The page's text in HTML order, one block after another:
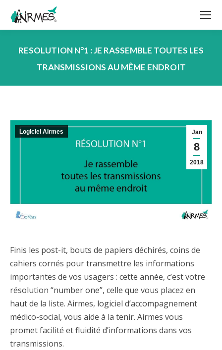
RESOLUTION N°1 : JE RASSEMBLE TOUTES LES
TRANSMISSIONS AU MÊME ENDROIT
Jan
8
2018
Logiciel Airmes
Finis les post-it, bouts de papiers déchirés, coins de
cahiers cornés pour transmettre les informations
importantes de vos usagers : cette année, c’est votre
résolution “number one”, celle que vous placez en
haut de la liste. Airmes, logiciel d’accompagnement
médico-social, vous aide à la tenir. Airmes vous
promet facilité et fluidité d’informations dans vos
transmissions.